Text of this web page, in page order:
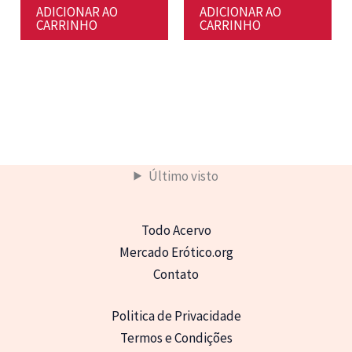
ADICIONAR AO
CARRINHO
original
era:
atual
é:
ADICIONAR AO
CARRINHO
Último visto
Todo Acervo
Mercado Erótico.org
Contato
Politica de Privacidade
Termos e Condições